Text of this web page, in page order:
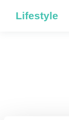
Lifestyle